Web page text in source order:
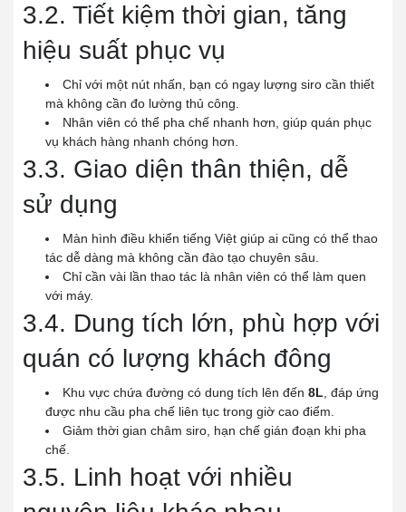
3.2. Tiết kiệm thời gian, tăng
hiệu suất phục vụ
Chỉ với một nút nhấn, bạn có ngay lượng siro cần thiết
mà không cần đo lường thủ công.
Nhân viên có thể pha chế nhanh hơn, giúp quán phục
vụ khách hàng nhanh chóng hơn.
3.3. Giao diện thân thiện, dễ
sử dụng
Màn hình điều khiển tiếng Việt giúp ai cũng có thể thao
tác dễ dàng mà không cần đào tạo chuyên sâu.
Chỉ cần vài lần thao tác là nhân viên có thể làm quen
với máy.
3.4. Dung tích lớn, phù hợp với
quán có lượng khách đông
Khu vực chứa đường có dung tích lên đến 8L, đáp ứng
được nhu cầu pha chế liên tục trong giờ cao điểm.
Giảm thời gian châm siro, hạn chế gián đoạn khi pha
chế.
3.5. Linh hoạt với nhiều